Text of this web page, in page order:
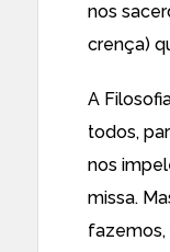
nos
crença)
A
todos,
nos
missa.
fazemos,